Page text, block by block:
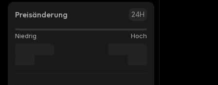
Preisänderung 24H
Niedrig Hoch